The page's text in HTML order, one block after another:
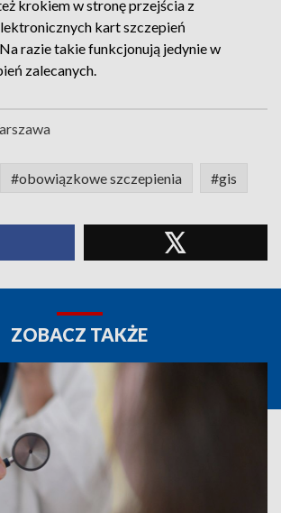
krokiem w stronę przejścia z
kart szczepień
razie takie funkcjonują jedynie w
zalecanych.
#obowiązkowe szczepienia #gis
ZOBACZ TAKŻE